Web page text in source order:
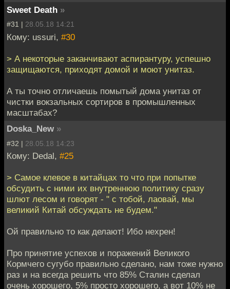
Sweet Death »
#31 | 28.05.18 14:21
Кому: ussuri, #30
> А некоторые заканчивают аспирантуру, успешно
защищаются, приходят домой и моют унитаз.
А ты точно отличаешь помытый дома унитаз от
чистки вокзальных сортиров в промышленных
масштабах?
Doska_New »
#32 | 28.05.18 14:23
Кому: Dedal, #25
> Самое клевое в китайцах то что при попытке
обсудить с ними их внутреннюю политику сразу
шлют лесом и говорят - " с тобой, лаовай, мы
великий Китай обсуждать не будем."
Ой правильно то как делают! Ибо нехрен!
Про принятие успехов и поражений Великого
Кормчего сугубо правильно сделано, нам тоже нужно
раз и на всегда решить что 85% Сталин сделал
очень хорошего, 5% просто хорошего, а вот 10% не